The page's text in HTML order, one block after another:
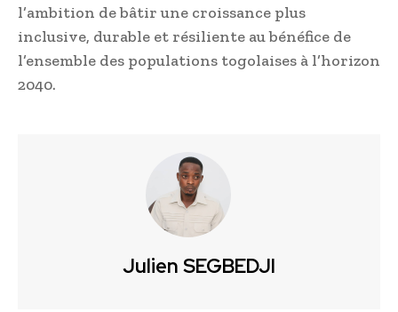
l’ambition de bâtir une croissance plus
inclusive, durable et résiliente au bénéfice de
l’ensemble des populations togolaises à l’horizon
2040.
Julien SEGBEDJI